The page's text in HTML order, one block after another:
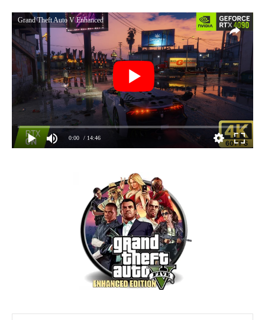
Grand Theft Auto V Enhanced
0:00 / 14:46